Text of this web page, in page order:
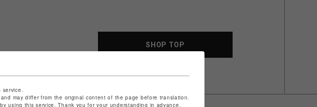
SHOP TOP
service.
may differ from the original content of the page before translation.
using this service. Thank you for your understanding in advance.